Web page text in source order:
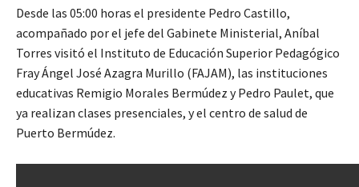
Desde las 05:00 horas el presidente Pedro Castillo,
acompañado por el jefe del Gabinete Ministerial, Aníbal
Torres visitó el Instituto de Educación Superior Pedagógico
Fray Ángel José Azagra Murillo (FAJAM), las instituciones
educativas Remigio Morales Bermúdez y Pedro Paulet, que
ya realizan clases presenciales, y el centro de salud de
Puerto Bermúdez.